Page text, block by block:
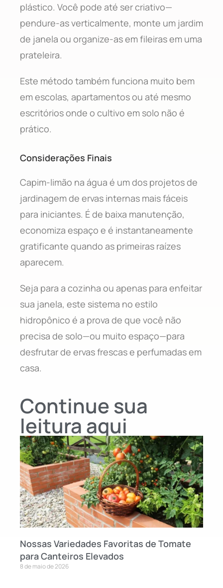
plástico. Você pode até ser criativo—
pendure-as verticalmente, monte um jardim
de janela ou organize-as em fileiras em uma
prateleira.
Este método também funciona muito bem
em escolas, apartamentos ou até mesmo
escritórios onde o cultivo em solo não é
prático.
Considerações Finais
Capim-limão na água é um dos projetos de
jardinagem de ervas internas mais fáceis
para iniciantes. É de baixa manutenção,
economiza espaço e é instantaneamente
gratificante quando as primeiras raízes
aparecem.
Seja para a cozinha ou apenas para enfeitar
sua janela, este sistema no estilo
hidropônico é a prova de que você não
precisa de solo—ou muito espaço—para
desfrutar de ervas frescas e perfumadas em
casa.
Continue sua
leitura aqui
Nossas Variedades Favoritas de Tomate
para Canteiros Elevados
8 de maio de 2026